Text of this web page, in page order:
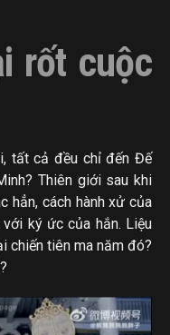
rốt cuộc
tất cả đều chỉ đến Đế
Thiên giới sau khi
hẳn, cách hành xử của
ký ức của hắn. Liệu
chiến tiên ma năm đó?